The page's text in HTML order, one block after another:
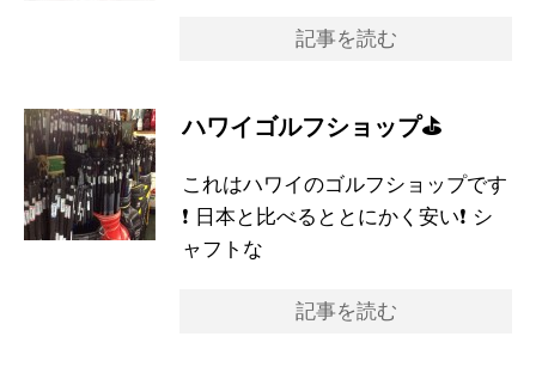
記事を読む
ハワイゴルフショップ⛳️
これはハワイのゴルフショップです
❗️ 日本と比べるととにかく安い❗️ シ
ャフトな
記事を読む